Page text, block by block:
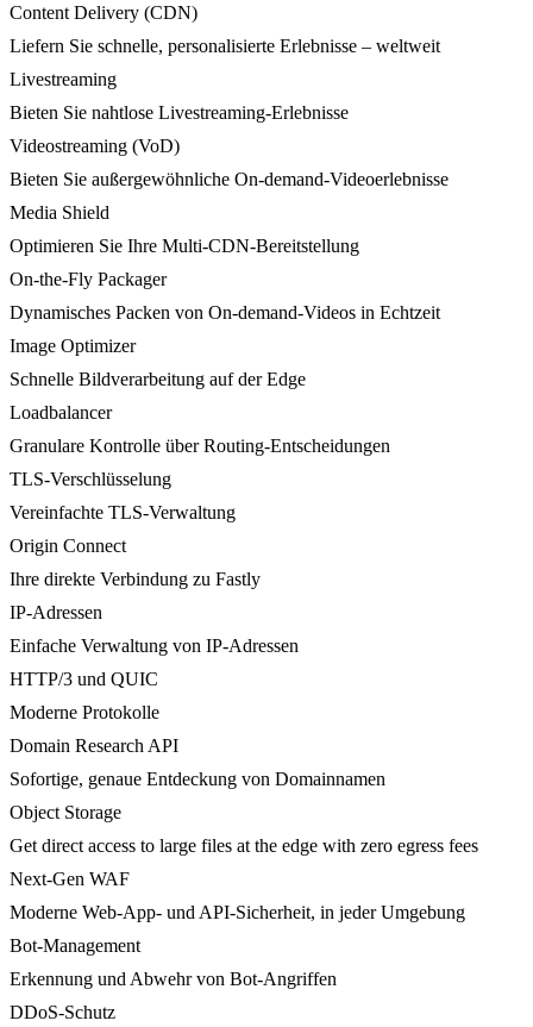
Content Delivery (CDN)
Liefern Sie schnelle, personalisierte Erlebnisse – weltweit
Livestreaming
Bieten Sie nahtlose Livestreaming-Erlebnisse
Videostreaming (VoD)
Bieten Sie außergewöhnliche On-demand-Videoerlebnisse
Media Shield
Optimieren Sie Ihre Multi-CDN-Bereitstellung
On-the-Fly Packager
Dynamisches Packen von On-demand-Videos in Echtzeit
Image Optimizer
Schnelle Bildverarbeitung auf der Edge
Loadbalancer
Granulare Kontrolle über Routing-Entscheidungen
TLS-Verschlüsselung
Vereinfachte TLS-Verwaltung
Origin Connect
Ihre direkte Verbindung zu Fastly
IP-Adressen
Einfache Verwaltung von IP-Adressen
HTTP/3 und QUIC
Moderne Protokolle
Domain Research API
Sofortige, genaue Entdeckung von Domainnamen
Object Storage
Get direct access to large files at the edge with zero egress fees
Next-Gen WAF
Moderne Web-App- und API-Sicherheit, in jeder Umgebung
Bot-Management
Erkennung und Abwehr von Bot-Angriffen
DDoS-Schutz